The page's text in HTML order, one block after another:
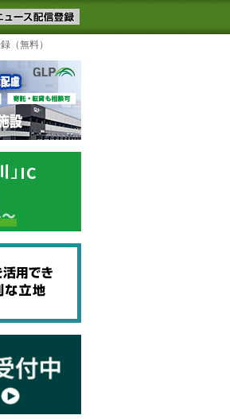
物流ニュースメール配信を登録す
るテーマ
（無料）